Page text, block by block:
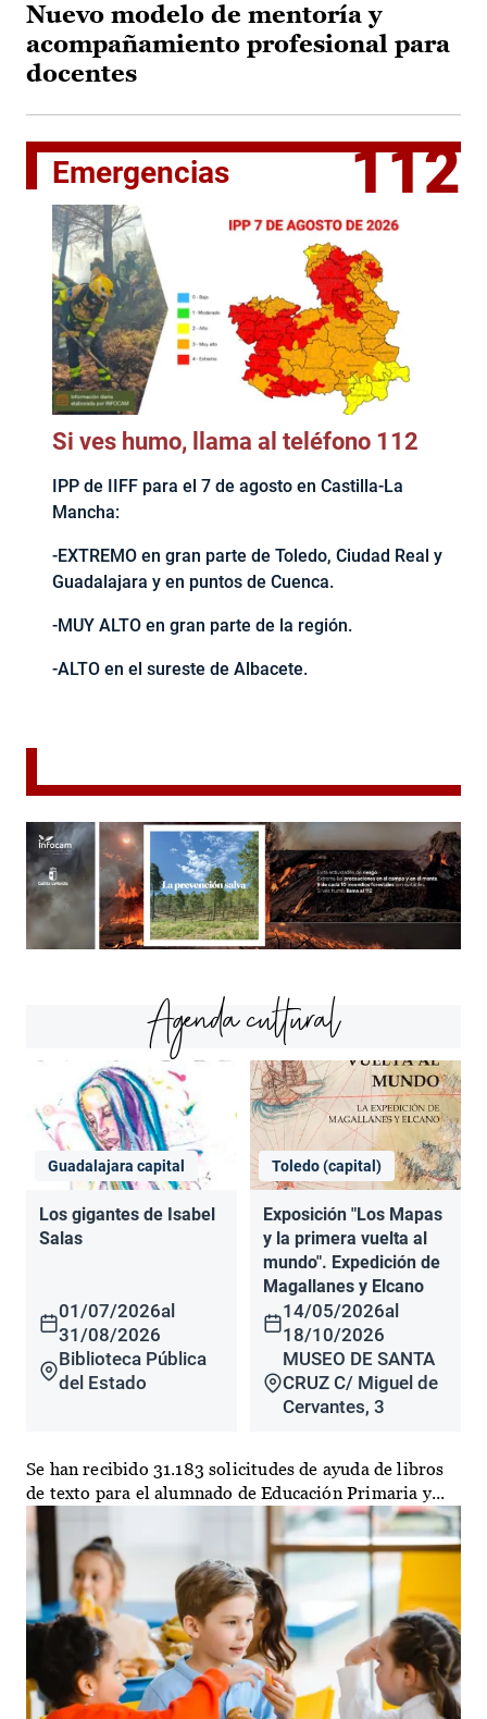
Nuevo modelo de mentoría y
acompañamiento profesional para
docentes
Emergencias 112
Si ves humo, llama al teléfono 112
IPP de IIFF para el 7 de agosto en Castilla-La
Mancha:
-EXTREMO en gran parte de Toledo, Ciudad Real y
Guadalajara y en puntos de Cuenca.
-MUY ALTO en gran parte de la región.
-ALTO en el sureste de Albacete.
Agenda cultural
Guadalajara capital
Los gigantes de Isabel
Salas
01/07/2026al
31/08/2026
Biblioteca Pública
del Estado
Toledo (capital)
Exposición "Los Mapas
y la primera vuelta al
mundo". Expedición de
Magallanes y Elcano
14/05/2026al
18/10/2026
MUSEO DE SANTA
CRUZ C/ Miguel de
Cervantes, 3
Se han recibido 31.183 solicitudes de ayuda de libros
de texto para el alumnado de Educación Primaria y...